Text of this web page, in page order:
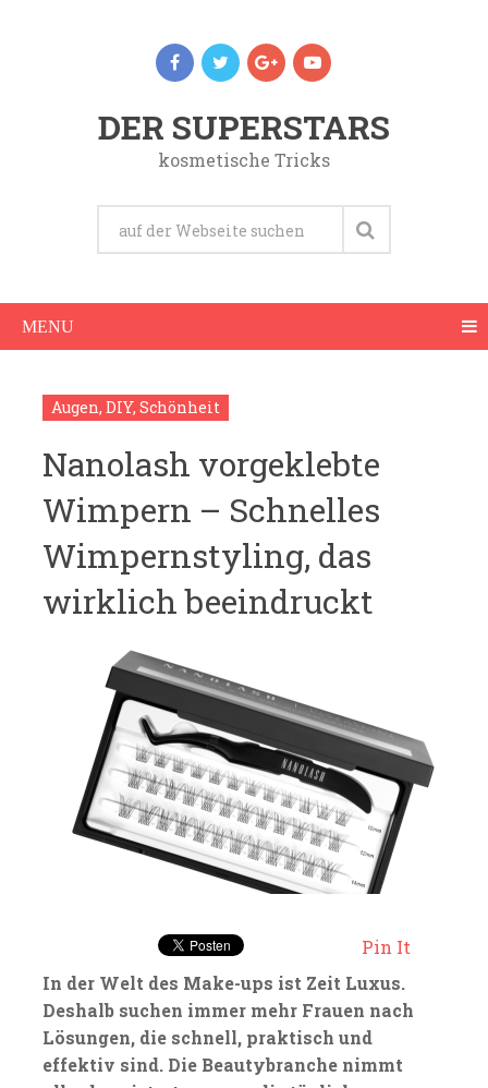
DER SUPERSTARS
kosmetische Tricks
MENU
Augen, DIY, Schönheit
Nanolash vorgeklebte
Wimpern – Schnelles
Wimpernstyling, das
wirklich beeindruckt
Pin It
In der Welt des Make-ups ist Zeit Luxus.
Deshalb suchen immer mehr Frauen nach
Lösungen, die schnell, praktisch und
effektiv sind. Die Beautybranche nimmt